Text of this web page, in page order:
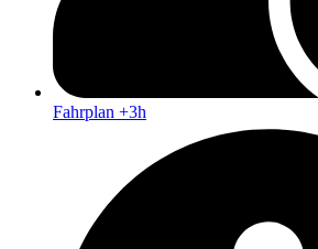
Fahrplan +3h